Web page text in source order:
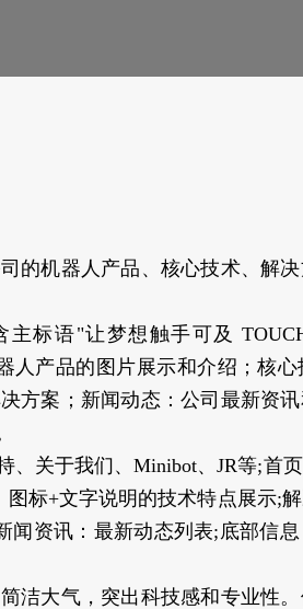
的机器人产品、核心技术、解
标语"让梦想触手可及
人产品的图片展示和介绍；核
方案；新闻动态：公司最新资讯
、关于我们、Minibot、JR等;首
标+文字说明的技术特点展示;
资讯：最新动态列表;底部信息
洁大气，突出科技感和专业性